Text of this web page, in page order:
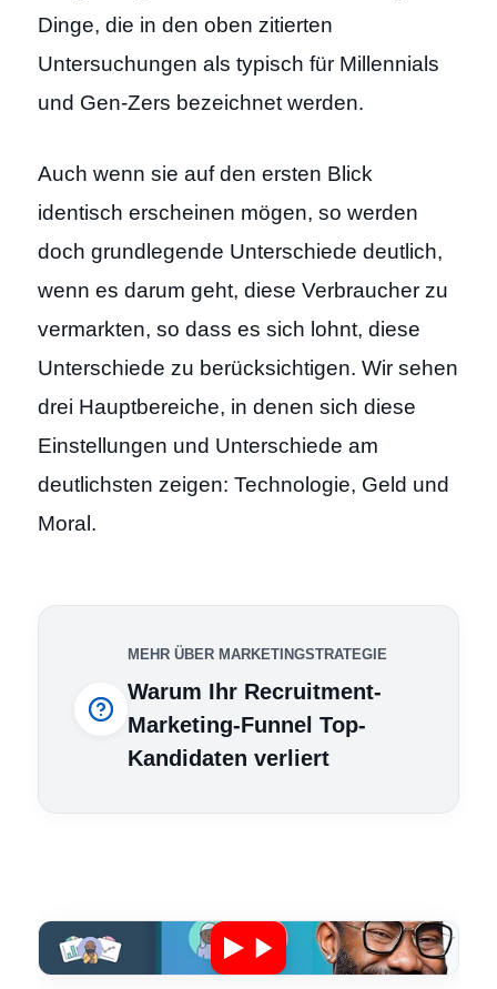
Dinge, die in den oben zitierten
Untersuchungen als typisch für Millennials
und Gen-Zers bezeichnet werden.
Auch wenn sie auf den ersten Blick
identisch erscheinen mögen, so werden
doch grundlegende Unterschiede deutlich,
wenn es darum geht, diese Verbraucher zu
vermarkten, so dass es sich lohnt, diese
Unterschiede zu berücksichtigen. Wir sehen
drei Hauptbereiche, in denen sich diese
Einstellungen und Unterschiede am
deutlichsten zeigen: Technologie, Geld und
Moral.
MEHR ÜBER MARKETINGSTRATEGIE
Warum Ihr Recruitment-
Marketing-Funnel Top-
Kandidaten verliert